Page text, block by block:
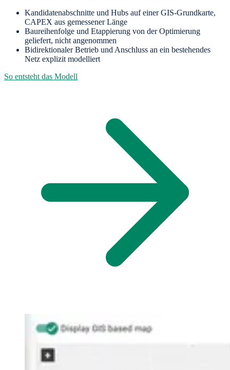
Kandidatenabschnitte und Hubs auf einer GIS-Grundkarte,
CAPEX aus gemessener Länge
Baureihenfolge und Etappierung von der Optimierung
geliefert, nicht angenommen
Bidirektionaler Betrieb und Anschluss an ein bestehendes
Netz explizit modelliert
So entsteht das Modell